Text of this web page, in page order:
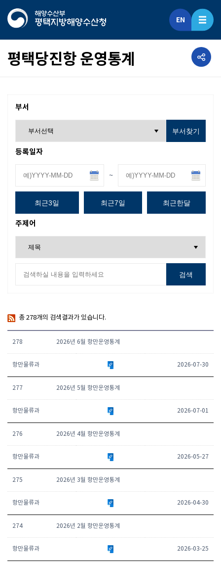
EN
평택당진항 운영통계 공유하기
부서
부서찾기
등록일자
~
최근3일 최근7일 최근한달
주제어
검색
총 278개의 검색결과가 있습니다.
278 2026년 6월 항만운영통계
항만물류과 2026-07-30
277 2026년 5월 항만운영통계
항만물류과 2026-07-01
276 2026년 4월 항만운영통계
항만물류과 2026-05-27
275 2026년 3월 항만운영통계
항만물류과 2026-04-30
274 2026년 2월 항만운영통계
항만물류과 2026-03-25